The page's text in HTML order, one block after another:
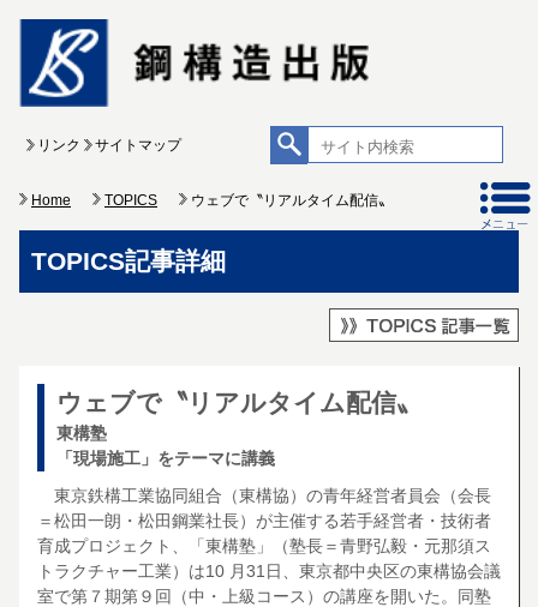
リンク サイトマップ
Home TOPICS ウェブで〝リアルタイム配信〟
TOPICS記事詳細
ウェブで〝リアルタイム配信〟
東構塾
「現場施工」をテーマに講義
東京鉄構工業協同組合（東構協）の青年経営者員会（会長
＝松田一朗・松田鋼業社長）が主催する若手経営者・技術者
育成プロジェクト、「東構塾」（塾長＝青野弘毅・元那須ス
トラクチャー工業）は10 月31日、東京都中央区の東構協会議
室で第７期第９回（中・上級コース）の講座を開いた。同塾